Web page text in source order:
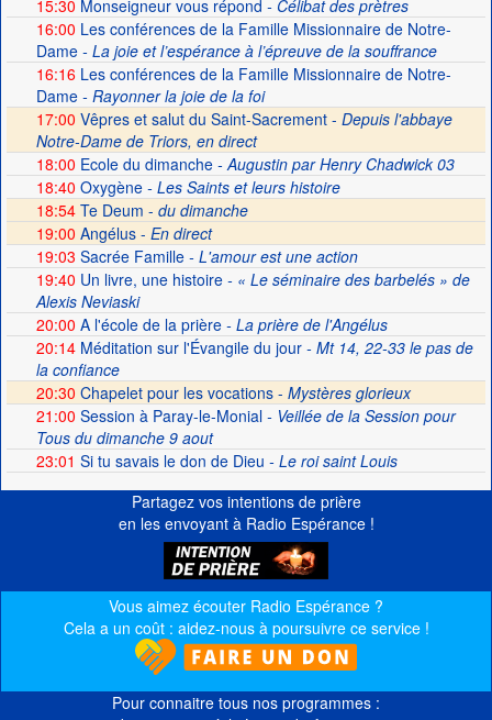
15:30 Monseigneur vous répond - Célibat des prètres
16:00 Les conférences de la Famille Missionnaire de Notre-
Dame- La joie et l’espérance à l’épreuve de la souffrance
16:16Les conférences de la Famille Missionnaire de Notre-
Dame- Rayonner la joie de la foi
17:00 Vêpres et salut du Saint-Sacrement - Depuis l'abbaye
Notre-Dame de Triors, en direct
18:00 Ecole du dimanche- Augustin par Henry Chadwick 03
18:40 Oxygène- Les Saints et leurs histoire
18:54Te Deum - du dimanche
19:00 Angélus - En direct
19:03 Sacrée Famille- L'amour est une action
19:40 Un livre, une histoire- « Le séminaire des barbelés » de
Alexis Neviaski
20:00 A l'école de la prière- La prière de l'Angélus
20:14Méditation sur l'Évangile du jour- Mt 14, 22-33 le pas de
la confiance
20:30 Chapelet pour les vocations - Mystères glorieux
21:00 Session à Paray-le-Monial- Veillée de la Session pour
Tous du dimanche 9 aout
23:01 Si tu savais le don de Dieu - Le roi saint Louis
Partagez vos intentions de prière
en les envoyant à Radio Espérance !
Vous aimez écouter Radio Espérance ?
Cela a un coût : aidez-nous à poursuivre ce service !
Pour connaitre tous nos programmes :